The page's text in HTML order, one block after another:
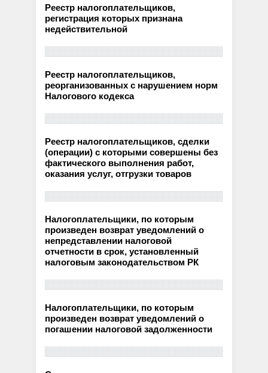
Реестр налогоплательщиков,
регистрация которых признана
недействительной
Реестр налогоплательщиков,
реорганизованных с нарушением норм
Налогового кодекса
Реестр налогоплательщиков, сделки
(операции) с которыми совершены без
фактического выполнения работ,
оказания услуг, отгрузки товаров
Налогоплательщики, по которым
произведен возврат уведомлений о
непредставлении налоговой
отчетности в срок, установленный
налоговым законодательством РК
Налогоплательщики, по которым
произведен возврат уведомлений о
погашении налоговой задолженности